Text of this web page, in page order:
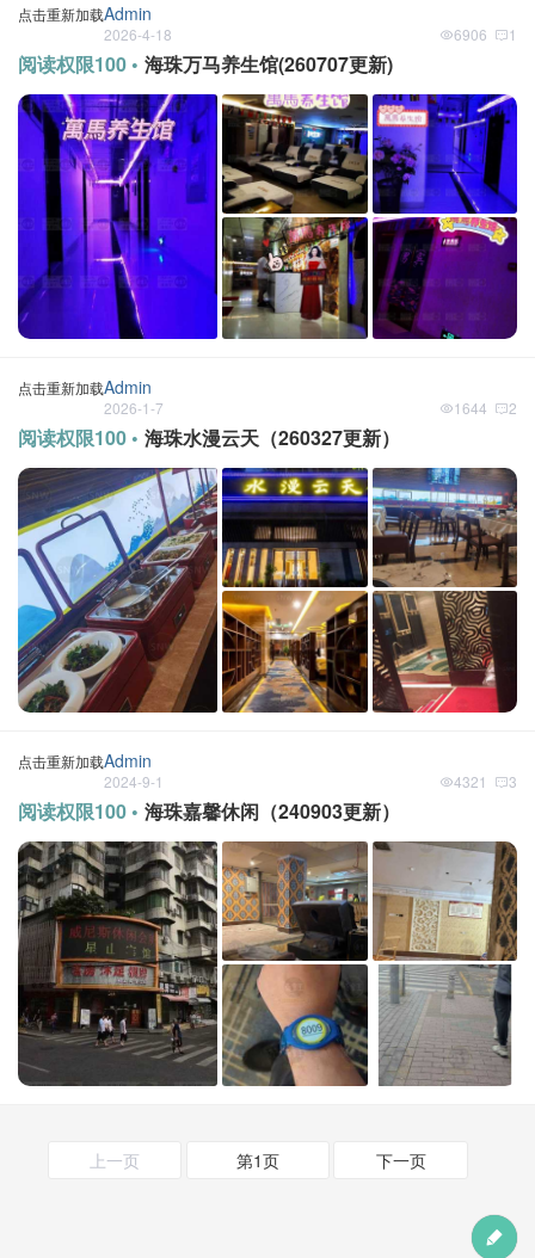
点击重新加载Admin
2026-4-18 1
6906
阅读权限100 • 海珠万马养生馆(260707更新)
点击重新加载Admin
2026-1-7 2
1644
阅读权限100 • 海珠水漫云天（260327更新）
点击重新加载Admin
2024-9-1 3
4321
阅读权限100 • 海珠嘉馨休闲（240903更新）
上一页 第1页 下一页